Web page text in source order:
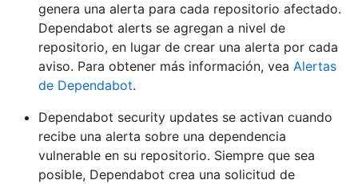
genera una alerta para cada repositorio afectado.
Dependabot alerts se agregan a nivel de
repositorio, en lugar de crear una alerta por cada
aviso. Para obtener más información, vea Alertas
de Dependabot.
Dependabot security updates se activan cuando
recibe una alerta sobre una dependencia
vulnerable en su repositorio. Siempre que sea
posible, Dependabot crea una solicitud de